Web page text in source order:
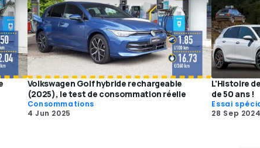
Volkswagen Golf hybride rechargeable
(2025), le test de consommation réelle
Consommations
4 Jun 2025
L'Histoire
de 50 ans !
Essai
28 Sep 2024